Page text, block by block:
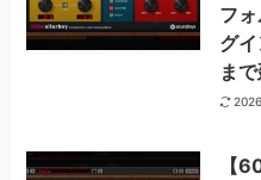
フ
グ
まで
【